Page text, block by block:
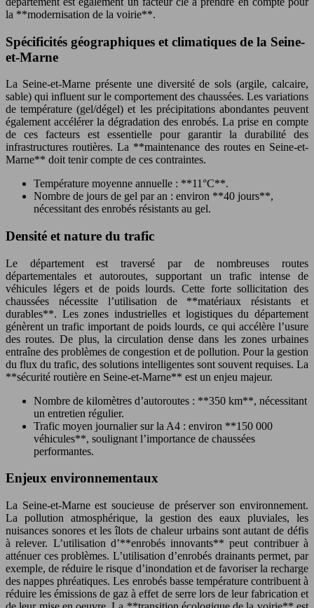
la **modernisation de la voirie**.
Spécificités géographiques et climatiques de la Seine-
et-Marne
La Seine-et-Marne présente une diversité de sols (argile, calcaire,
sable) qui influent sur le comportement des chaussées. Les variations
de température (gel/dégel) et les précipitations abondantes peuvent
également accélérer la dégradation des enrobés. La prise en compte
de ces facteurs est essentielle pour garantir la durabilité des
infrastructures routières. La **maintenance des routes en Seine-et-
Marne** doit tenir compte de ces contraintes.
Température moyenne annuelle : **11°C**.
Nombre de jours de gel par an : environ **40 jours**,
nécessitant des enrobés résistants au gel.
Densité et nature du trafic
Le département est traversé par de nombreuses routes
départementales et autoroutes, supportant un trafic intense de
véhicules légers et de poids lourds. Cette forte sollicitation des
chaussées nécessite l’utilisation de **matériaux résistants et
durables**. Les zones industrielles et logistiques du département
génèrent un trafic important de poids lourds, ce qui accélère l’usure
des routes. De plus, la circulation dense dans les zones urbaines
entraîne des problèmes de congestion et de pollution. Pour la gestion
du flux du trafic, des solutions intelligentes sont souvent requises. La
**sécurité routière en Seine-et-Marne** est un enjeu majeur.
Nombre de kilomètres d’autoroutes : **350 km**, nécessitant
un entretien régulier.
Trafic moyen journalier sur la A4 : environ **150 000
véhicules**, soulignant l’importance de chaussées
performantes.
Enjeux environnementaux
La Seine-et-Marne est soucieuse de préserver son environnement.
La pollution atmosphérique, la gestion des eaux pluviales, les
nuisances sonores et les îlots de chaleur urbains sont autant de défis
à relever. L’utilisation d’**enrobés innovants** peut contribuer à
atténuer ces problèmes. L’utilisation d’enrobés drainants permet, par
exemple, de réduire le risque d’inondation et de favoriser la recharge
des nappes phréatiques. Les enrobés basse température contribuent à
réduire les émissions de gaz à effet de serre lors de leur fabrication et